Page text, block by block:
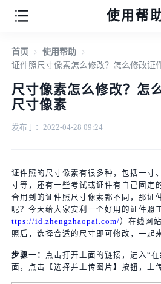
使用帮
首页 使用帮助
尺寸像素怎么修改？怎
尺寸像素
发布于：2022-04-28 09:24
证件照的尺寸像素有很多种，包括一寸
寸等，还有一些考试或证件有自己固定
合用到的证件照尺寸像素都不同，那证
呢？今天给大家安利一个好用的证件照
ttps://id.zhengzhaopai.com/）在线网
照后，选择合适的尺寸即可修改，一起
步骤一： 点击打开上面的链接，进入“
面，点击【选择并上传图片】按钮，上